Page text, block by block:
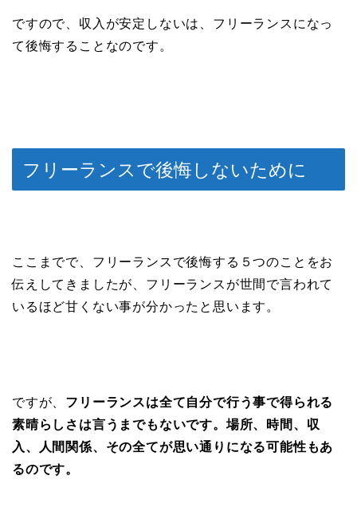
ですので、収入が安定しないは、フリーランスになっ
て後悔することなのです。
フリーランスで後悔しないために
ここまでで、フリーランスで後悔する５つのことをお
伝えしてきましたが、フリーランスが世間で言われて
いるほど甘くない事が分かったと思います。
ですが、 フリーランスは全て自分で行う事で得られる
素晴らしさは言うまでもないです。場所、時間、収
入、人間関係、その全てが思い通りになる可能性もあ
るのです。